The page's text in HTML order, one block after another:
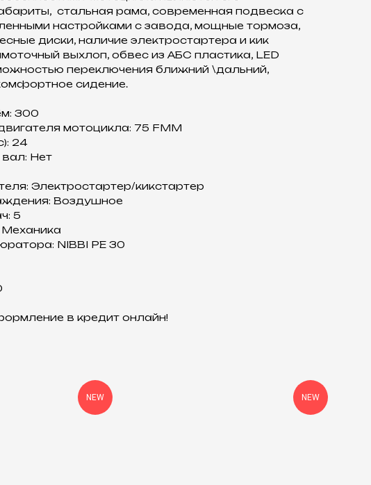
стальная рама, современная подвеска с
настройками с завода, мощные тормоза,
диски, наличие электростартера и кик
выхлоп, обвес из АБС пластика, LED
переключения ближний \дальний,
сидение.
300
мoтoциклa: 75 FМM
24
Heт
Электрoстapтeр/кикстартер
Воздушное
5
Механика
NIВВI РЕ 30
в кредит онлайн!
NEW NEW